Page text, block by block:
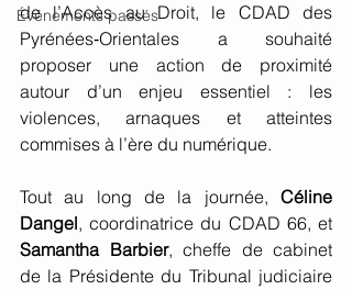
Événements passés
de l’Accès au Droit, le CDAD des
Pyrénées‑Orientales a souhaité
proposer une action de proximité
autour d’un enjeu essentiel : les
violences, arnaques et atteintes
commises à l’ère du numérique.
Tout au long de la journée, Céline
Dangel
Samantha Barbier, cheffe de cabinet
de la Présidente du Tribunal judiciaire